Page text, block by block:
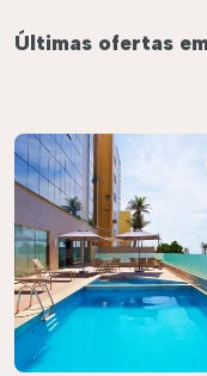
Últimas ofertas